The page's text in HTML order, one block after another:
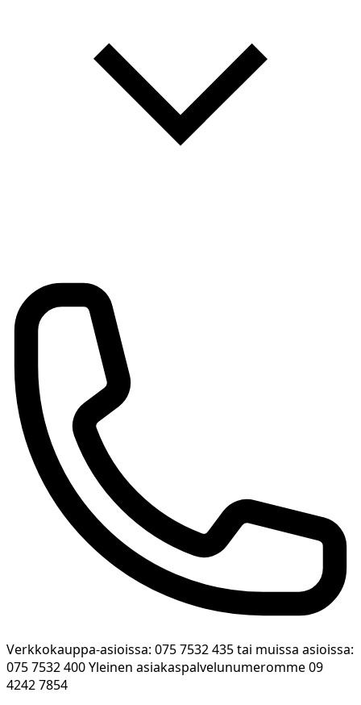
Verkkokauppa-asioissa: 075 7532 435 tai muissa asioissa:
075 7532 400 Yleinen asiakaspalvelunumeromme 09
4242 7854